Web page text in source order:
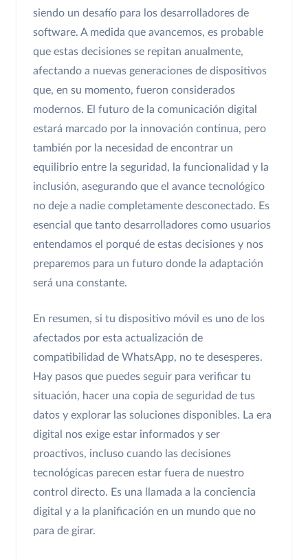
siendo un desafío para los desarrolladores de
software. A medida que avancemos, es probable
que estas decisiones se repitan anualmente,
afectando a nuevas generaciones de dispositivos
que, en su momento, fueron considerados
modernos. El futuro de la comunicación digital
estará marcado por la innovación continua, pero
también por la necesidad de encontrar un
equilibrio entre la seguridad, la funcionalidad y la
inclusión, asegurando que el avance tecnológico
no deje a nadie completamente desconectado. Es
esencial que tanto desarrolladores como usuarios
entendamos el porqué de estas decisiones y nos
preparemos para un futuro donde la adaptación
será una constante.
En resumen, si tu dispositivo móvil es uno de los
afectados por esta actualización de
compatibilidad de WhatsApp, no te desesperes.
Hay pasos que puedes seguir para verificar tu
situación, hacer una copia de seguridad de tus
datos y explorar las soluciones disponibles. La era
digital nos exige estar informados y ser
proactivos, incluso cuando las decisiones
tecnológicas parecen estar fuera de nuestro
control directo. Es una llamada a la conciencia
digital y a la planificación en un mundo que no
para de girar.